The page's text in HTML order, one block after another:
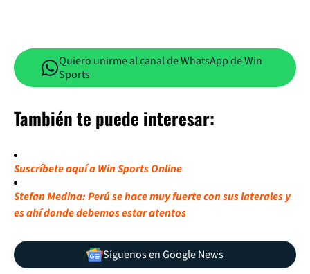
Quiero unirme al canal de WhatsApp de Win
Sports
También te puede interesar:
Suscríbete aquí a Win Sports Online
Stefan Medina: Perú se hace muy fuerte con sus laterales y
es ahí donde debemos estar atentos
Síguenos en Google News